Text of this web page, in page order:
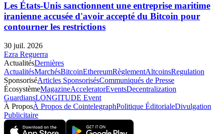
Les États-Unis sanctionnent une entreprise maritime
iranienne accusée d'avoir accepté du Bitcoin pour
contourner les restrictions
30 juil. 2026
Ezra Reguerra
ActualitésDernières
ActualitésMarchésBitcoinEthereumRèglementAltcoinsRegulation
SponsoriséArticles SponsorisésCommuniqués de Presse
ÉcosystèmeMagazineAcceleratorEventsDecentralization
GuardiansLONGITUDE Event
À ProposÀ Propos de CointelegraphPolitique ÉditorialeDivulgation
Publicitaire